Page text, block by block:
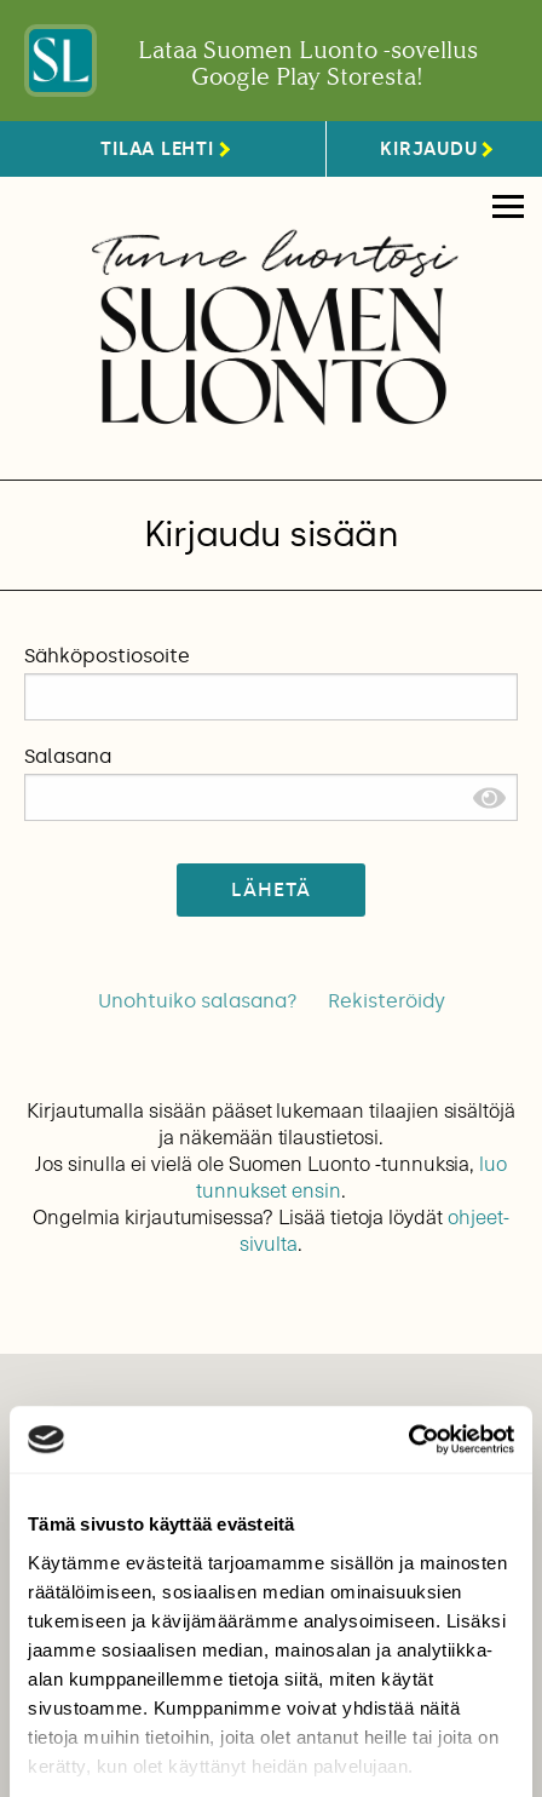
Tämä sivusto käyttää evästeitä
Käytämme evästeitä tarjoamamme sisällön ja mainosten
räätälöimiseen, sosiaalisen median ominaisuuksien
tukemiseen ja kävijämäärämme analysoimiseen. Lisäksi
jaamme sosiaalisen median, mainosalan ja analytiikka-
alan kumppaneillemme tietoja siitä, miten käytät
sivustoamme. Kumppanimme voivat yhdistää näitä
tietoja muihin tietoihin, joita olet antanut heille tai joita on
kerätty, kun olet käyttänyt heidän palvelujaan.
Lataa Suomen Luonto -sovellus
Google Play Storesta!
TILAA LEHTI KIRJAUDU
Kirjaudu sisään
Sähköpostiosoite
Salasana
LÄHETÄ
Unohtuiko salasana? Rekisteröidy
Kirjautumalla sisään pääset lukemaan tilaajien sisältöjä
ja näkemään tilaustietosi.
Jos sinulla ei vielä ole Suomen Luonto -tunnuksia, luo
tunnukset ensin.
Ongelmia kirjautumisessa? Lisää tietoja löydätohjeet-
sivulta.
Tilaa digilukuoikeus
Äänestä parasta juttua
Tilaa uutiskirje
SUOMEN LUONNON­
SUOJELU­LIITTO
Suomen Luonto -lehden